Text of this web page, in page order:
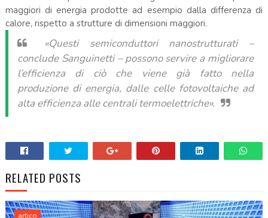
maggiori di energia prodotte ad esempio dalla differenza di
calore, rispetto a strutture di dimensioni maggiori.
«Questi semiconduttori nanostrutturati –
conclude Sanguinetti –possono servire a migliorare
l’efficienza di ciò che viene già fatto nella
produzione di energia, dalle celle fotovoltaiche ad
alta efficienza alle centrali termoelettriche».
RELATED POSTS
artico